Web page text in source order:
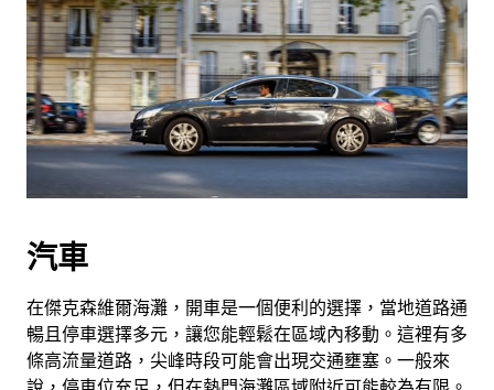
汽車
在傑克森維爾海灘，開車是一個便利的選擇，當地道路通
暢且停車選擇多元，讓您能輕鬆在區域內移動。這裡有多
條高流量道路，尖峰時段可能會出現交通壅塞。一般來